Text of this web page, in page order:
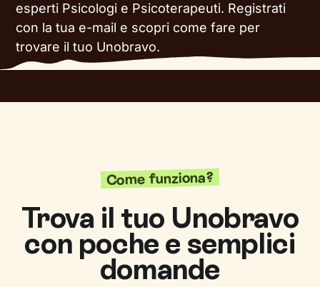
esperti Psicologi e Psicoterapeuti. Registrati
con la tua e-mail e scopri come fare per
trovare il tuo Unobravo.
Come funziona?
Trova il tuo Unobravo
con poche e semplici
domande